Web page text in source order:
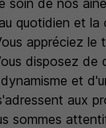
soin de nos
quotidien et la
appréciez le
disposez de
et
aux
sommes